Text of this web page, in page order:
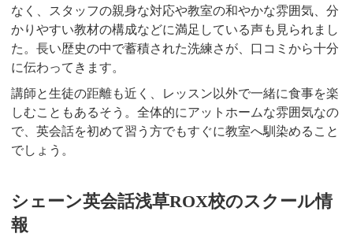
なく、スタッフの親身な対応や教室の和やかな雰囲気、分
かりやすい教材の構成などに満足している声も見られまし
た。長い歴史の中で蓄積された洗練さが、口コミから十分
に伝わってきます。
講師と生徒の距離も近く、レッスン以外で一緒に食事を楽
しむこともあるそう。全体的にアットホームな雰囲気なの
で、英会話を初めて習う方でもすぐに教室へ馴染めること
でしょう。
シェーン英会話浅草ROX校のスクール情
報